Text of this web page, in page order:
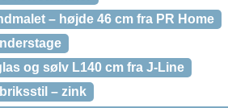
– højde 46 cm fra PR Home
og sølv L140 cm fra J-Line
– zink